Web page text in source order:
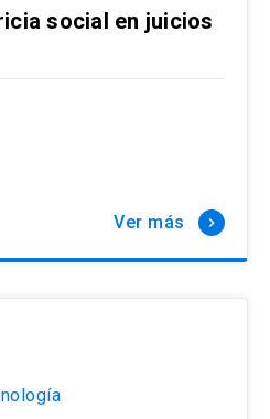
social en juicios
Ver más keyboard_arrow_right